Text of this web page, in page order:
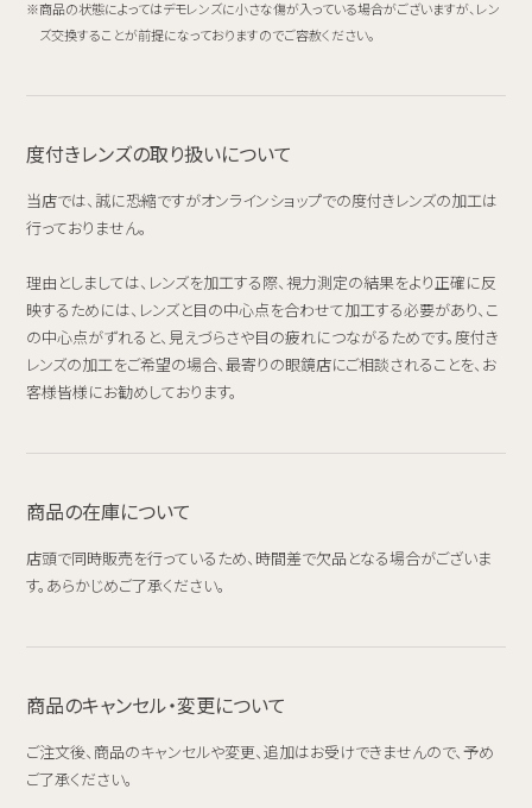
商品の状態によってはデモレンズに小さな傷が入っている場合がございますが、レン
ズ交換することが前提になっておりますのでご容赦ください。
度付きレンズの取り扱いについて
当店では、誠に恐縮ですがオンラインショップでの度付きレンズの加工は
行っておりません。
理由としましては、レンズを加工する際、視力測定の結果をより正確に反
映するためには、レンズと目の中心点を合わせて加工する必要があり、こ
の中心点がずれると、見えづらさや目の疲れにつながるためです。度付き
レンズの加工をご希望の場合、最寄りの眼鏡店にご相談されることを、お
客様皆様にお勧めしております。
商品の在庫について
店頭で同時販売を行っているため、時間差で欠品となる場合がございま
す。あらかじめご了承ください。
商品のキャンセル・変更について
ご注文後、商品のキャンセルや変更、追加はお受けできませんので、予め
ご了承ください。